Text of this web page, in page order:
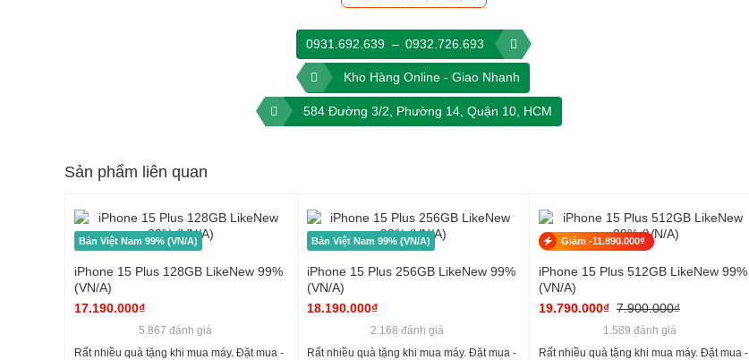
biệt, độ sáng khi hiển thị ngoài trời sẽ đạt tới 2000 nits. Màn hình sản phẩm được bảo vệ bởi mặt kính Ceramic Shield với
0931.692.639 – 0932.726.693
Kho Hàng Online - Giao Nhanh
584 Đường 3/2, Phường 14, Quận 10, HCM
Sản phẩm liên quan
Bản Việt Nam 99% (VN/A)
iPhone 15 Plus 128GB LikeNew 99%
(VN/A)
17.190.000₫
5.867 đánh giá
Rất nhiều quà tặng khi mua máy. Đặt mua -
Bản Việt Nam 99% (VN/A)
iPhone 15 Plus 256GB LikeNew 99%
(VN/A)
18.190.000₫
2.168 đánh giá
Rất nhiều quà tặng khi mua máy. Đặt mua -
Giảm -11.890.000₫
iPhone 15 Plus 512GB LikeNew 99%
(VN/A)
19.790.000₫ 7.900.000₫
1.589 đánh giá
Rất nhiều quà tặng khi mua máy. Đặt mua -